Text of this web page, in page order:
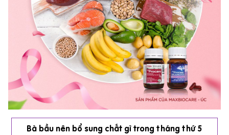
Bà bầu nên bổ sung chất gì trong tháng thứ 5